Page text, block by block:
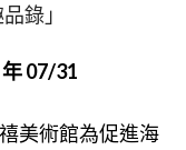
錄」
07/31
美術館為促進海